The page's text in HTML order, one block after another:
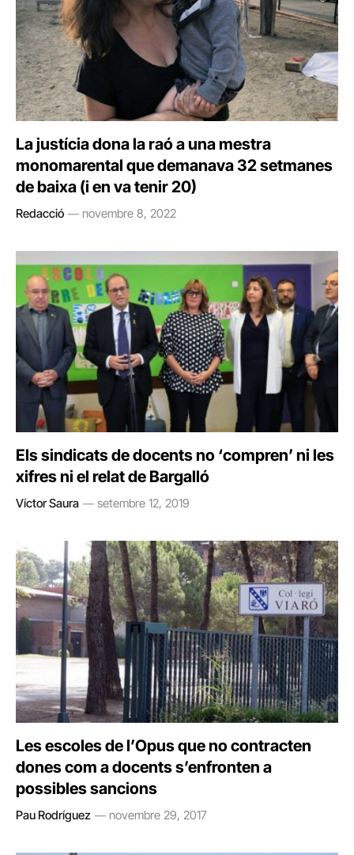
La justícia dona la raó a una mestra
monomarental que demanava 32 setmanes
de baixa (i en va tenir 20)
Redacció novembre 8, 2022
Els sindicats de docents no ‘compren’ ni les
xifres ni el relat de Bargalló
Víctor Saura setembre 12, 2019
Les escoles de l’Opus que no contracten
dones com a docents s’enfronten a
possibles sancions
Pau Rodríguez novembre 29, 2017